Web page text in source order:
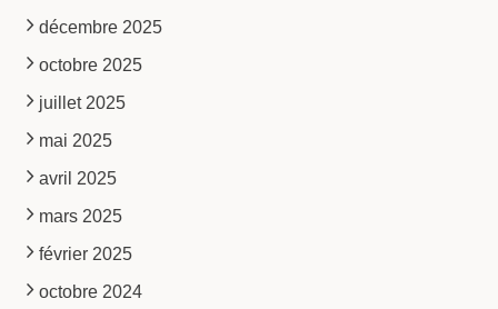
décembre 2025
octobre 2025
juillet 2025
mai 2025
avril 2025
mars 2025
février 2025
octobre 2024